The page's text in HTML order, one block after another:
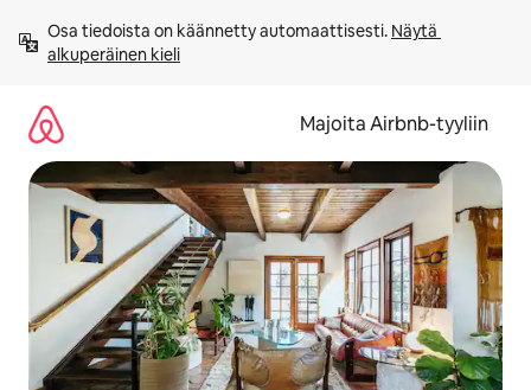
sisältö
väliin
Osa tiedoista on käännetty automaattisesti. Näytä
alkuperäinen kieli
Majoita Airbnb-tyyliin